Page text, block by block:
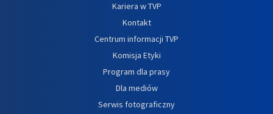
Kariera w TVP
Kontakt
Centrum informacji TVP
Komisja Etyki
Program dla prasy
Dla mediów
Serwis fotograficzny